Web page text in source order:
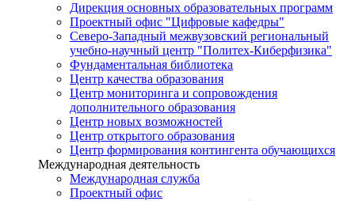
Дирекция основных образовательных программ
Проектный офис "Цифровые кафедры"
Северо-Западный межвузовский региональный
учебно-научный центр "Политех-Киберфизика"
Фундаментальная библиотека
Центр качества образования
Центр мониторинга и сопровождения
дополнительного образования
Центр новых возможностей
Центр открытого образования
Центр формирования контингента обучающихся
Международная деятельность
Международная служба
Проектный офис